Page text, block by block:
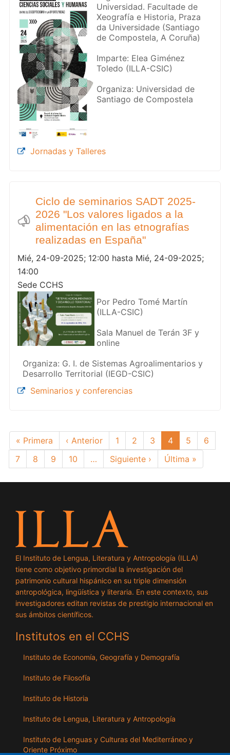
Universidad. Facultade de
Xeografía e Historia, Praza
da Universidade (Santiago
de Compostela, A Coruña)
Imparte: Elea Giménez
Toledo (ILLA-CSIC)
Organiza: Universidad de
Santiago de Compostela
Jornadas y Talleres
Ciclo de seminarios SADT 2025-
2026 "Los valores ligados a la
alimentación en las etnografías
realizadas en España"
Mié, 24-09-2025; 12:00 hasta Mié, 24-09-2025;
14:00
Sede CCHS
Por Pedro Tomé Martín
(ILLA-CSIC)
Sala Manuel de Terán 3F y
online
Organiza: G. I. de Sistemas Agroalimentarios y
Desarrollo Territorial (IEGD-CSIC)
Seminarios y conferencias
Paginación
Primera
página
« Primera
Página
anterior
‹ Anterior Page
1 Page
2 Page
3
Página
actual
4 Page
5 Page
6
Page
7 Page
8 Page
9 Page
10 …
Siguiente
página
Siguiente ›
Última
página
Última »
El Instituto de Lengua, Literatura y Antropología (ILLA)
tiene como objetivo primordial la investigación del
patrimonio cultural hispánico en su triple dimensión
antropológica, lingüística y literaria. En este contexto, sus
investigadores editan revistas de prestigio internacional en
sus ámbitos científicos.
Institutos en el CCHS
Instituto de Economía, Geografía y Demografía
Instituto de Filosofía
Instituto de Historia
Instituto de Lengua, Literatura y Antropología
Instituto de Lenguas y Culturas del Mediterráneo y
Oriente Próximo